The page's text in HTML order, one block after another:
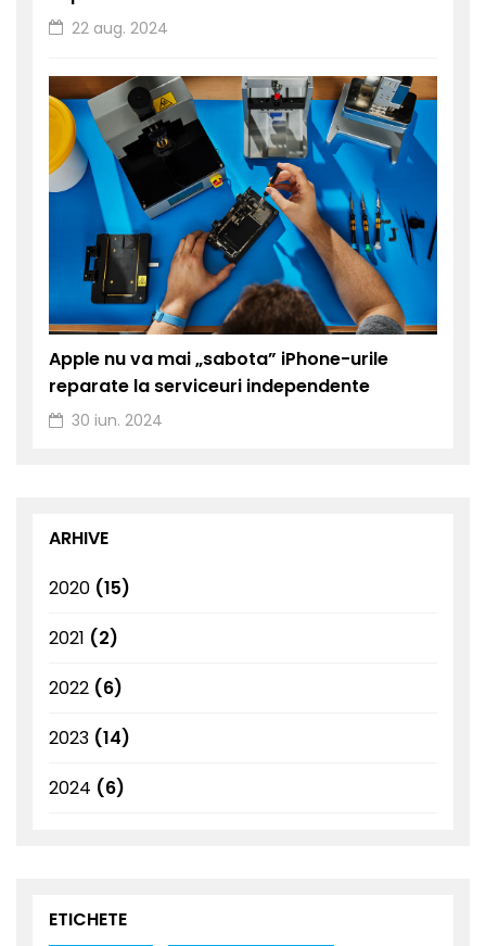
22 aug. 2024
Apple nu va mai „sabota” iPhone-urile
reparate la serviceuri independente
30 iun. 2024
ARHIVE
2020 (15)
2021 (2)
2022 (6)
2023 (14)
2024 (6)
ETICHETE